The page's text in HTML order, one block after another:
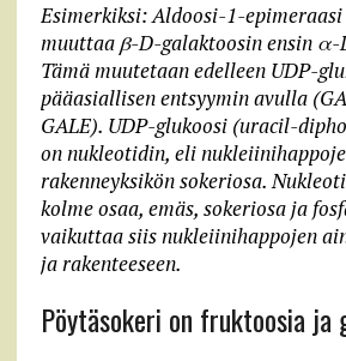
Esimerkiksi: Aldoosi-1-
muuttaa β-D-galaktoosin ensin α-
Tämä muutetaan edelleen UDP-
pääasiallisen entsyymin avulla
GALE). UDP-glukoosi (uracil-
on nukleotidin, eli
rakenneyksikön sokeriosa.
kolme osaa, emäs, sokeriosa ja
vaikuttaa siis nukleiinihappojen
ja rakenteeseen.
Pöytäsokeri on fruktoosia ja